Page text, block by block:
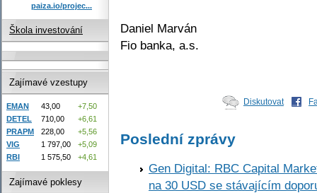
Daniel Marván
Fio banka, a.s.
Diskutovat
Poslední zprávy
Gen Digital: RBC Capital
na 30 USD se stávajícím
paiza.io/projec...
Škola investování
Zajímavé vzestupy
EMAN 43,00
+7,50
DETEL
710,00
+6,61
PRAPM
228,00
+5,56
VIG
1 797,00
+5,09
RBI
1 575,50 +4,61
Zajímavé poklesy